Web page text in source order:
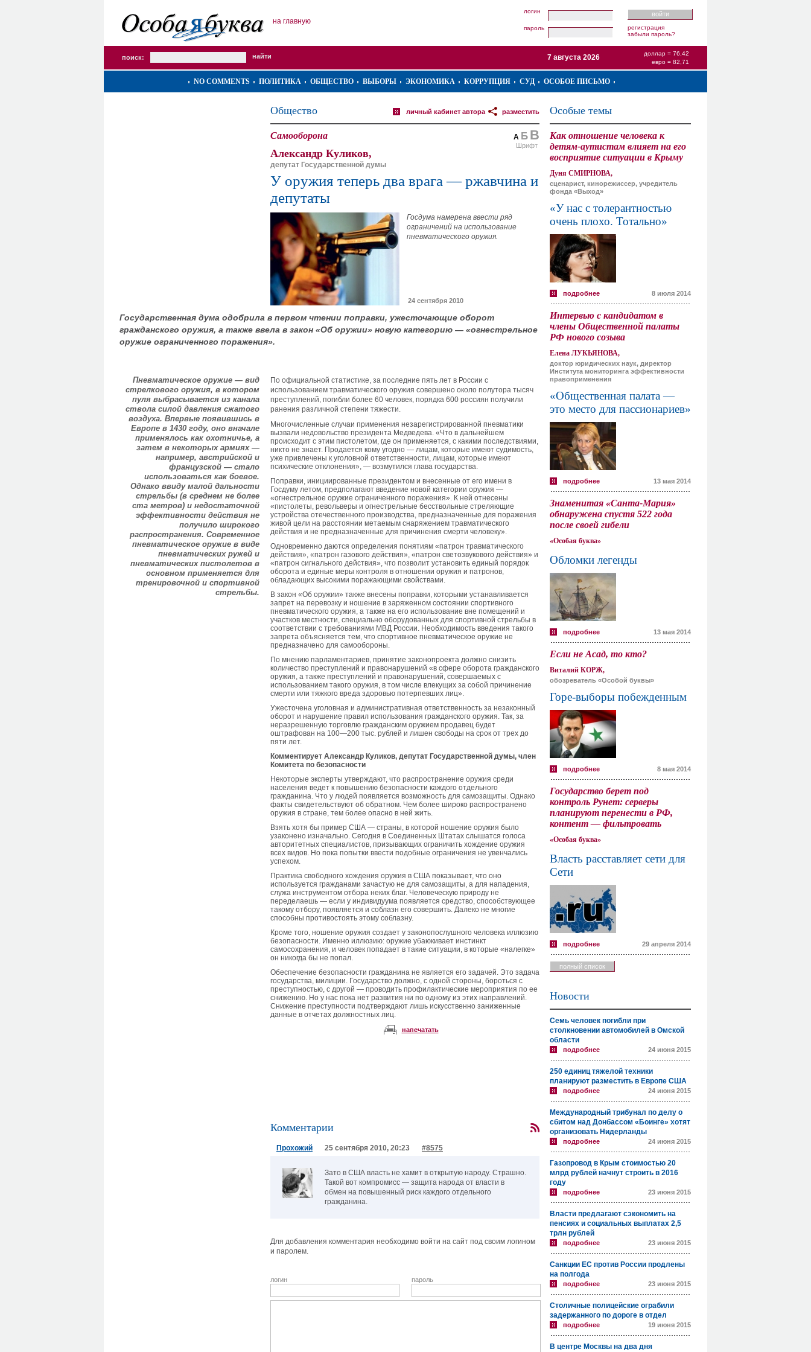
на главную
логин
пароль
регистрация
забыли пароль?
поиск:
доллар = 76,42
евро = 82,71
7 августа 2026
NO COMMENTS ПОЛИТИКА ОБЩЕСТВО ВЫБОРЫ ЭКОНОМИКА КОРРУПЦИЯ СУД ОСОБОЕ ПИСЬМО
Общество разместить
личный кабинет автора
А Б В
Шрифт
Самооборона
Александр Куликов,
депутат Государственной думы
У оружия теперь два врага — ржавчина и
депутаты
Госдума намерена ввести ряд
ограничений на использование
пневматического оружия.
24 сентября 2010
Государственная дума одобрила в первом чтении поправки, ужесточающие оборот
гражданского оружия, а также ввела в закон «Об оружии» новую категорию — «огнестрельное
оружие ограниченного поражения».
Пневматическое оружие — вид
стрелкового оружия, в котором
пуля выбрасывается из канала
ствола силой давления сжатого
воздуха. Впервые появившись в
Европе в 1430 году, оно вначале
применялось как охотничье, а
затем в некоторых армиях —
например, австрийской и
французской — стало
использоваться как боевое.
Однако ввиду малой дальности
стрельбы (в среднем не более
ста метров) и недостаточной
эффективности действия не
получило широкого
распространения. Современное
пневматическое оружие в виде
пневматических ружей и
пневматических пистолетов в
основном применяется для
тренировочной и спортивной
стрельбы.
По официальной статистике, за последние пять лет в России с
использованием травматического оружия совершено около полутора тысяч
преступлений, погибли более 60 человек, порядка 600 россиян получили
ранения различной степени тяжести.
Многочисленные случаи применения незарегистрированной пневматики
вызвали недовольство президента Медведева. «Что в дальнейшем
происходит с этим пистолетом, где он применяется, с какими последствиями,
никто не знает. Продается кому угодно — лицам, которые имеют судимость,
уже привлечены к уголовной ответственности, лицам, которые имеют
психические отклонения», — возмутился глава государства.
Поправки, инициированные президентом и внесенные от его имени в
Госдуму летом, предполагают введение новой категории оружия —
«огнестрельное оружие ограниченного поражения». К ней отнесены
«пистолеты, револьверы и огнестрельные бесствольные стреляющие
устройства отечественного производства, предназначенные для поражения
живой цели на расстоянии метаемым снаряжением травматического
действия и не предназначенные для причинения смерти человеку».
Одновременно даются определения понятиям «патрон травматического
действия», «патрон газового действия», «патрон светозвукового действия» и
«патрон сигнального действия», что позволит установить единый порядок
оборота и единые меры контроля в отношении оружия и патронов,
обладающих высокими поражающими свойствами.
В закон «Об оружии» также внесены поправки, которыми устанавливается
запрет на перевозку и ношение в заряженном состоянии спортивного
пневматического оружия, а также на его использование вне помещений и
участков местности, специально оборудованных для спортивной стрельбы в
соответствии с требованиями МВД России. Необходимость введения такого
запрета объясняется тем, что спортивное пневматическое оружие не
предназначено для самообороны.
По мнению парламентариев, принятие законопроекта должно снизить
количество преступлений и правонарушений «в сфере оборота гражданского
оружия, а также преступлений и правонарушений, совершаемых с
использованием такого оружия, в том числе влекущих за собой причинение
смерти или тяжкого вреда здоровью потерпевших лиц».
Ужесточена уголовная и административная ответственность за незаконный
оборот и нарушение правил использования гражданского оружия. Так, за
неразрешенную торговлю гражданским оружием продавец будет
оштрафован на 100—200 тыс. рублей и лишен свободы на срок от трех до
пяти лет.
Комментирует Александр Куликов, депутат Государственной думы, член
Комитета по безопасности
Некоторые эксперты утверждают, что распространение оружия среди
населения ведет к повышению безопасности каждого отдельного
гражданина. Что у людей появляется возможность для самозащиты. Однако
факты свидетельствуют об обратном. Чем более широко распространено
оружия в стране, тем более опасно в ней жить.
Взять хотя бы пример США — страны, в которой ношение оружия было
узаконено изначально. Сегодня в Соединенных Штатах слышатся голоса
авторитетных специалистов, призывающих ограничить хождение оружия
всех видов. Но пока попытки ввести подобные ограничения не увенчались
успехом.
Практика свободного хождения оружия в США показывает, что оно
используется гражданами зачастую не для самозащиты, а для нападения,
служа инструментом отбора неких благ. Человеческую природу не
переделаешь — если у индивидуума появляется средство, способствующее
такому отбору, появляется и соблазн его совершить. Далеко не многие
способны противостоять этому соблазну.
Кроме того, ношение оружия создает у законопослушного человека иллюзию
безопасности. Именно иллюзию: оружие убаюкивает инстинкт
самосохранения, и человек попадает в такие ситуации, в которые «налегке»
он никогда бы не попал.
Обеспечение безопасности гражданина не является его задачей. Это задача
государства, милиции. Государство должно, с одной стороны, бороться с
преступностью, с другой — проводить профилактические мероприятия по ее
снижению. Но у нас пока нет развития ни по одному из этих направлений.
Снижение преступности подтверждают лишь искусственно заниженные
данные в отчетах должностных лиц.
напечатать
Комментарии
Прохожий 25 сентября 2010, 20:23 #8575
Зато в США власть не хамит в открытую народу. Страшно.
Такой вот компромисс — защита народа от власти в
обмен на повышенный риск каждого отдельного
гражданина.
Для добавления комментария необходимо войти на сайт под своим логином
и паролем.
логин пароль
Особые темы
Как отношение человека к
детям-аутистам влияет на его
восприятие ситуации в Крыму
Дуня СМИРНОВА,
сценарист, кинорежиссер, учредитель
фонда «Выход»
«У нас с толерантностью
очень плохо. Тотально»
подробнее 8 июля 2014
Интервью с кандидатом в
члены Общественной палаты
РФ нового созыва
Елена ЛУКЬЯНОВА,
доктор юридических наук, директор
Института мониторинга эффективности
правоприменения
«Общественная палата —
это место для пассионариев»
подробнее 13 мая 2014
Знаменитая «Санта-Мария»
обнаружена спустя 522 года
после своей гибели
«Особая буква»
Обломки легенды
подробнее 13 мая 2014
Если не Асад, то кто?
Виталий КОРЖ,
обозреватель «Особой буквы»
Горе-выборы побежденным
подробнее 8 мая 2014
Государство берет под
контроль Рунет: серверы
планируют перенести в РФ,
контент — фильтровать
«Особая буква»
Власть расставляет сети для
Сети
подробнее 29 апреля 2014
полный список
Новости
Семь человек погибли при
столкновении автомобилей в Омской
области
подробнее 24 июня 2015
250 единиц тяжелой техники
планируют разместить в Европе США
подробнее 24 июня 2015
Международный трибунал по делу о
сбитом над Донбассом «Боинге» хотят
организовать Нидерланды
подробнее 24 июня 2015
Газопровод в Крым стоимостью 20
млрд рублей начнут строить в 2016
году
подробнее 23 июня 2015
Власти предлагают сэкономить на
пенсиях и социальных выплатах 2,5
трлн рублей
подробнее 23 июня 2015
Санкции ЕС против России продлены
на полгода
подробнее 23 июня 2015
Столичные полицейские ограбили
задержанного по дороге в отдел
подробнее 19 июня 2015
В центре Москвы на два дня